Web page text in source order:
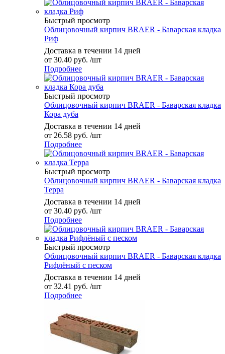
Быстрый просмотр
Облицовочный кирпич BRAER - Баварская кладка
Риф
Доставка в течении 14 дней
от 30.40 руб. /шт
Подробнее
Быстрый просмотр
Облицовочный кирпич BRAER - Баварская кладка
Кора дуба
Доставка в течении 14 дней
от 26.58 руб. /шт
Подробнее
Быстрый просмотр
Облицовочный кирпич BRAER - Баварская кладка
Терра
Доставка в течении 14 дней
от 30.40 руб. /шт
Подробнее
Быстрый просмотр
Облицовочный кирпич BRAER - Баварская кладка
Рифлёный с песком
Доставка в течении 14 дней
от 32.41 руб. /шт
Подробнее